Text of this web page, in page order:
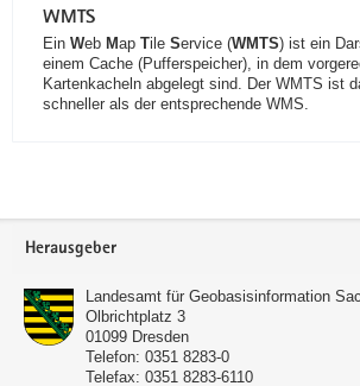
WMTS
Ein Web Map Tile Service (WMTS) ist ein
einem Cache (Pufferspeicher), in dem
Kartenkacheln abgelegt sind. Der WMTS ist
schneller als der entsprechende WMS.
Footer-
Herausgeber
Landesamt für Geobasisinformation
Olbrichtplatz 3
01099 Dresden
Telefon: 0351 8283-0
Telefax: 0351 8283-6110